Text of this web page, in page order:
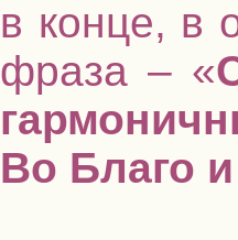
в конце, в
фраза – «
Во Благо